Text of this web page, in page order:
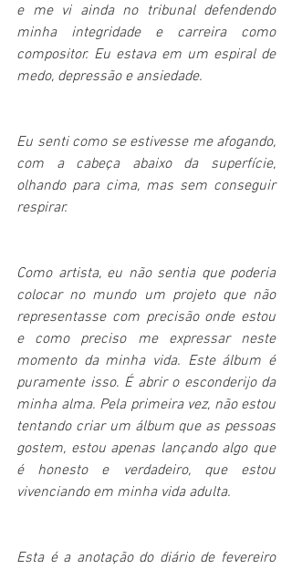
e me vi ainda no tribunal defendendo
minha integridade e carreira como
compositor. Eu estava em um espiral de
medo, depressão e ansiedade.
Eu senti como se estivesse me afogando,
com a cabeça abaixo da superfície,
olhando para cima, mas sem conseguir
respirar.
Como artista, eu não sentia que poderia
colocar no mundo um projeto que não
representasse com precisão onde estou
e como preciso me expressar neste
momento da minha vida. Este álbum é
puramente isso. É abrir o esconderijo da
minha alma. Pela primeira vez, não estou
tentando criar um álbum que as pessoas
gostem, estou apenas lançando algo que
é honesto e verdadeiro, que estou
vivenciando em minha vida adulta.
Esta é a anotação do diário de fevereiro